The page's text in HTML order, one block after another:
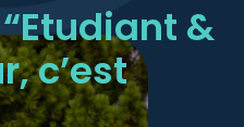
&
c’est